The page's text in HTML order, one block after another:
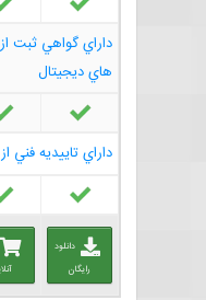
داراي گواهي ثبت
هاي ديجيتال
داراي تاييديه فني
دانلود
رایگان